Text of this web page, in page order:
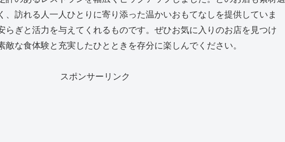
、訪れる人一人ひとりに寄り添った温かいおもてなしを提供していま
らぎと活力を与えてくれるものです。ぜひお気に入りのお店を見つけ
敵な食体験と充実したひとときを存分に楽しんでください。
スポンサーリンク